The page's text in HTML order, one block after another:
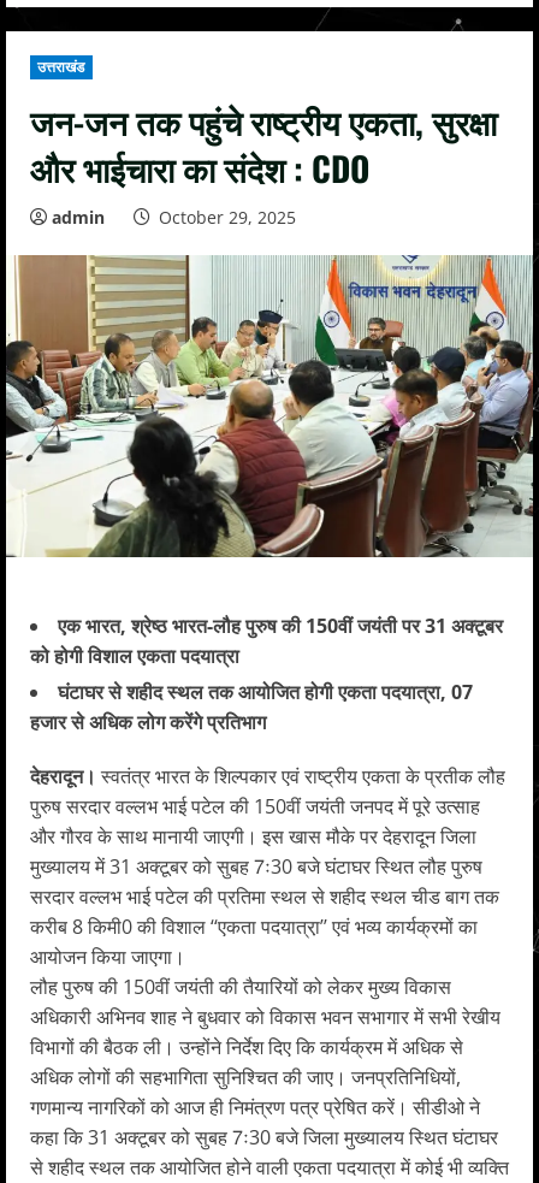
उत्तराखंड
जन-जन तक पहुंचे राष्ट्रीय एकता, सुरक्षा
और भाईचारा का संदेश : CDO
admin October 29, 2025
एक भारत, श्रेष्ठ भारत-लौह पुरुष की 150वीं जयंती पर 31 अक्टूबर
को होगी विशाल एकता पदयात्रा
घंटाघर से शहीद स्थल तक आयोजित होगी एकता पदयात्रा, 07
हजार से अधिक लोग करेंगे प्रतिभाग
देहरादून। स्वतंत्र भारत के शिल्पकार एवं राष्ट्रीय एकता के प्रतीक लौह
पुरुष सरदार वल्लभ भाई पटेल की 150वीं जयंती जनपद में पूरे उत्साह
और गौरव के साथ मानायी जाएगी। इस खास मौके पर देहरादून जिला
मुख्यालय में 31 अक्टूबर को सुबह 7ः30 बजे घंटाघर स्थित लौह पुरुष
सरदार वल्लभ भाई पटेल की प्रतिमा स्थल से शहीद स्थल चीड बाग तक
करीब 8 किमी0 की विशाल ‘‘एकता पदयात्रा़’’ एवं भव्य कार्यक्रमों का
आयोजन किया जाएगा।
लौह पुरुष की 150वीं जयंती की तैयारियों को लेकर मुख्य विकास
अधिकारी अभिनव शाह ने बुधवार को विकास भवन सभागार में सभी रेखीय
विभागों की बैठक ली। उन्होंने निर्देश दिए कि कार्यक्रम में अधिक से
अधिक लोगों की सहभागिता सुनिश्चित की जाए। जनप्रतिनिधियों,
गणमान्य नागरिकों को आज ही निमंत्रण पत्र प्रेषित करें। सीडीओ ने
कहा कि 31 अक्टूबर को सुबह 7ः30 बजे जिला मुख्यालय स्थित घंटाघर
से शहीद स्थल तक आयोजित होने वाली एकता पदयात्रा में कोई भी व्यक्ति